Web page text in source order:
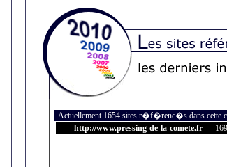
Actuellement 1654 sites r�f�renc�s dans cette
http://www.pressing-de-la-comete.fr